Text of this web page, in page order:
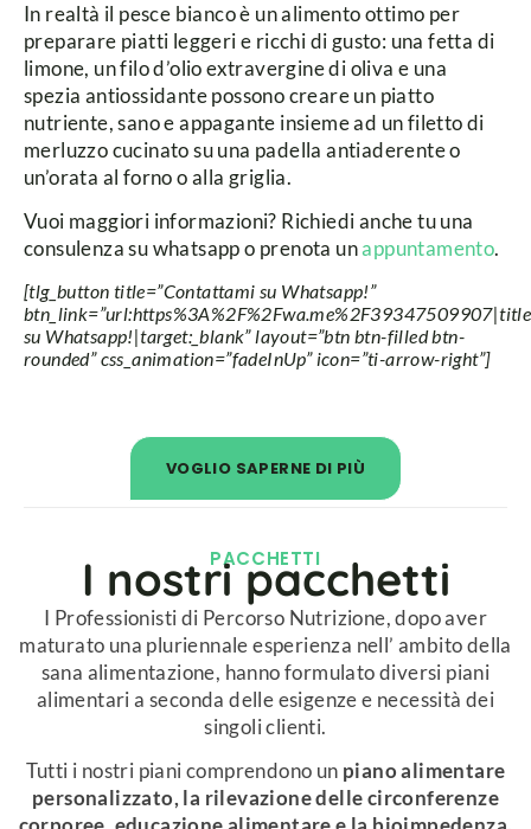
In realtà il pesce bianco è un alimento ottimo per
preparare piatti leggeri e ricchi di gusto: una fetta di
limone, un filo d’olio extravergine di oliva e una
spezia antiossidante possono creare un piatto
nutriente, sano e appagante insieme ad un filetto di
merluzzo cucinato su una padella antiaderente o
un’orata al forno o alla griglia.
Vuoi maggiori informazioni? Richiedi anche tu una
consulenza su whatsapp o prenota unappuntamento.
[tlg_button title=”Contattami su Whatsapp!”
su Whatsapp!|target:_blank” layout=”btn btn-filled btn-
rounded” css_animation=”fadeInUp” icon=”ti-arrow-right”]
VOGLIO SAPERNE DI PIÙ
PACCHETTI​
I nostri pacchetti​
I Professionisti di Percorso Nutrizione, dopo aver
maturato una pluriennale esperienza nell’ ambito della
sana alimentazione, hanno formulato diversi piani
alimentari a seconda delle esigenze e necessità dei
singoli clienti.
Tutti i nostri piani comprendono un piano alimentare
personalizzato, la rilevazione delle circonferenze